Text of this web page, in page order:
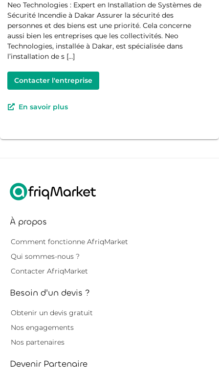
Neo Technologies : Expert en Installation de Systèmes de
Sécurité Incendie à Dakar Assurer la sécurité des
personnes et des biens est une priorité. Cela concerne
aussi bien les entreprises que les collectivités. Neo
Technologies, installée à Dakar, est spécialisée dans
l’installation de s […]
Contacter l'entreprise
En savoir plus
À propos
Comment fonctionne AfriqMarket
Qui sommes-nous ?
Contacter AfriqMarket
Besoin d'un devis ?
Obtenir un devis gratuit
Nos engagements
Nos partenaires
Devenir Partenaire